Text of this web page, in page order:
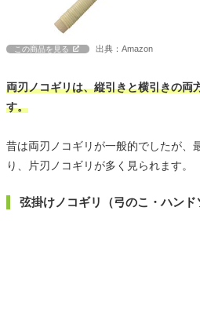
この商品を見る 出典：Amazon
両刃ノコギリは、縦引きと横引きの両
す。
昔は両刃ノコギリが一般的でしたが、
り、片刃ノコギリが多く見られます。
弦掛けノコギリ（弓のこ・ハンド